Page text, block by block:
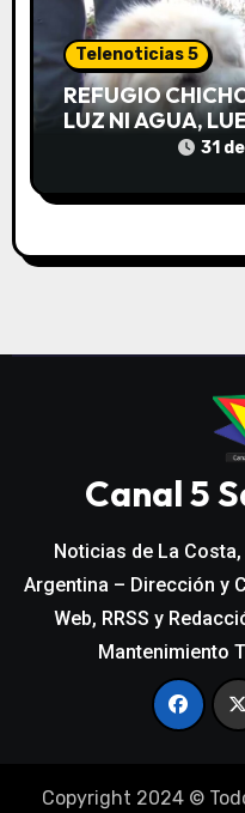
Telenoticias 5
REFUGIO
LUZ NI AGUA,
CORTARA EL31
Canal 5
Noticias de La
Argentina – Dirección y
Web, RRSS y
Mantenimiento
Copyright 2024 ©